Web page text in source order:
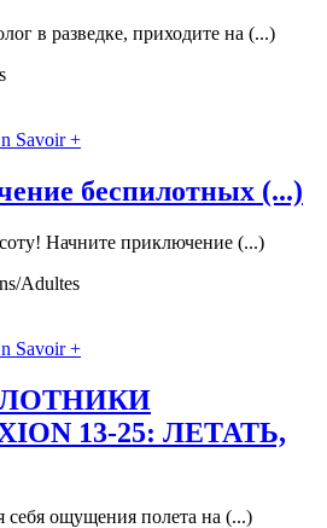
в разведке, приходите на (...)
Savoir +
беспилотных (...)
Начните приключение (...)
Adultes
Savoir +
13-25: ЛЕТАТЬ,
себя ощущения полета на (...)